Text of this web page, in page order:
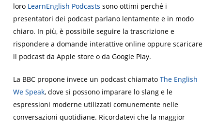
loro LearnEnglish Podcasts sono ottimi perché i
presentatori dei podcast parlano lentamente e in modo
chiaro. In più, è possibile seguire la trascrizione e
rispondere a domande interattive online oppure scaricare
il podcast da Apple store o da Google Play.
La BBC propone invece un podcast chiamato The English
We Speak, dove si possono imparare lo slang e le
espressioni moderne utilizzati comunemente nelle
conversazioni quotidiane. Ricordatevi che la maggior